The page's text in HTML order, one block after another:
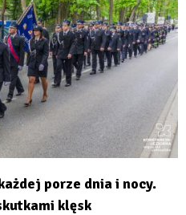
porze dnia i nocy.
klęsk